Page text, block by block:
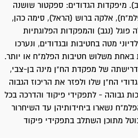
הנגב). מיפקדות הגדודים: ספקטור שושנה
אלקה ברוש (הראל), סימה כהן,
פוגל (נגב) והמפקדות הפלוגתיות
מטה בחטיבות ובגדודים, ונערכו
באחת משלוש חטיבות הפלמ"ח או יותר.
של מפקדת הח"ן מינה בן-צבי,
את גדודי הח"ן שלו ולפזר את הריכוז הגבוה
גבוהה - לתפקידי פיקוד והדרכה בכל
נשארו ביחידותיהן עד השיחרור
מתוכן השתלב בתפקידי פיקוד